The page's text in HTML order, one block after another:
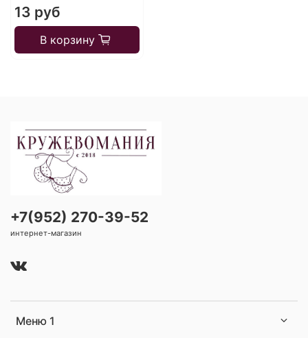
13 руб
В корзину
Меню 1
+7(952) 270-39-52
интернет-магазин